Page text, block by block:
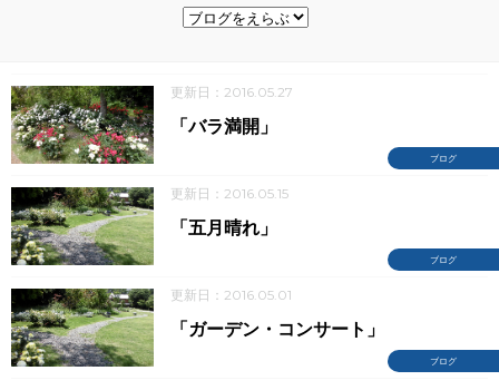
更新日：2016.05.27
ブログ
「バラ満開」
更新日：2016.05.15
ブログ
「五月晴れ」
更新日：2016.05.01
ブログ
「ガーデン・コンサート」